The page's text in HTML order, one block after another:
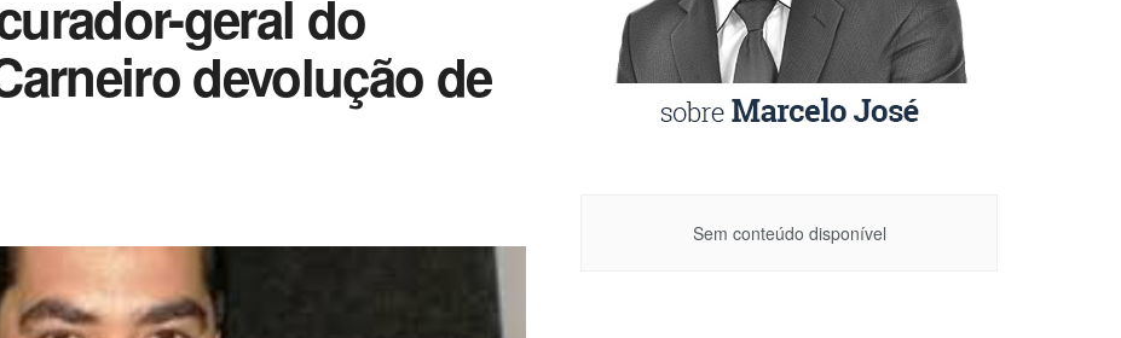
geral do
devolução de
Sem conteúdo disponível